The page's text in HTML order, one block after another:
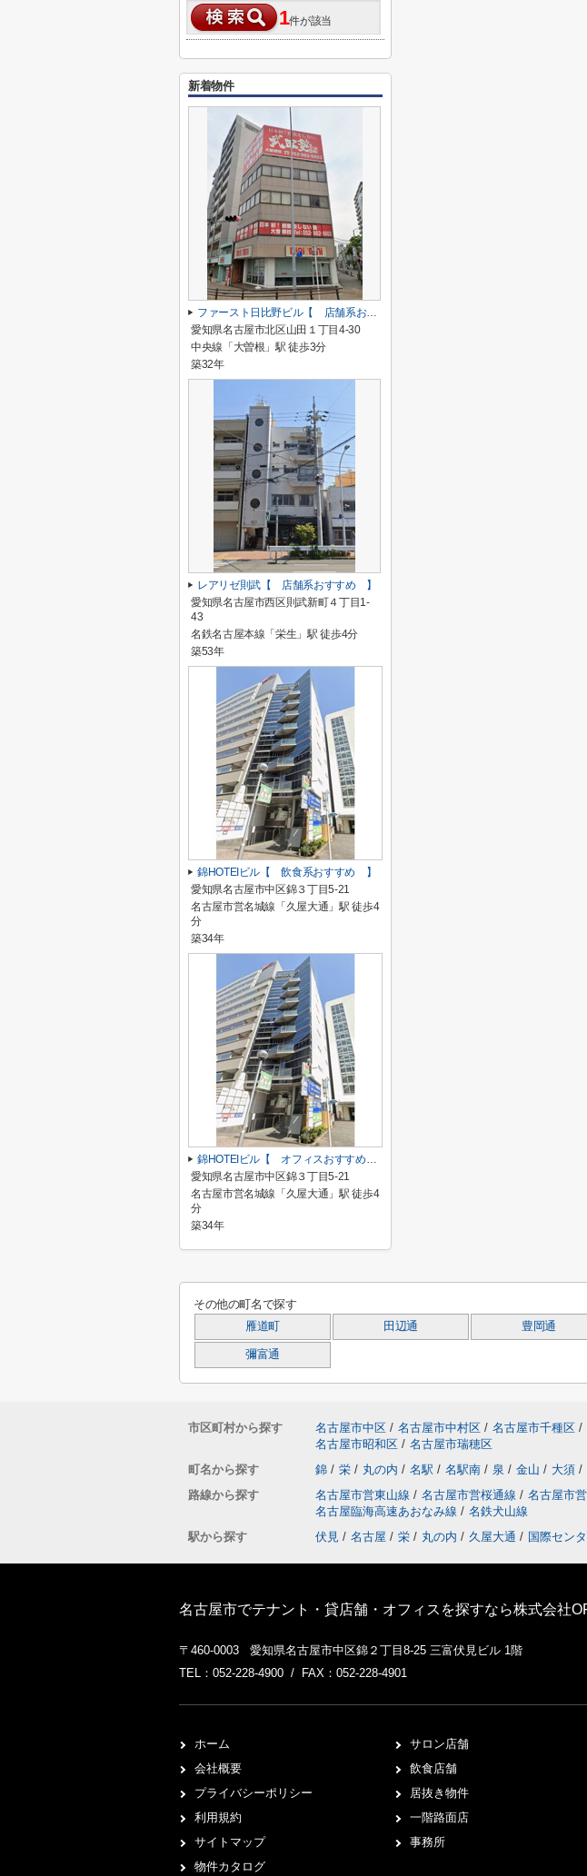
1件が該当
新着物件
ファースト日比野ビル【 店舗系おすすめ 】
愛知県名古屋市北区山田１丁目4-30
中央線「大曽根」駅 徒歩3分
築32年
レアリゼ則武【 店舗系おすすめ 】
愛知県名古屋市西区則武新町４丁目1-
43
名鉄名古屋本線「栄生」駅 徒歩4分
築53年
錦HOTEIビル【 飲食系おすすめ 】
愛知県名古屋市中区錦３丁目5-21
名古屋市営名城線「久屋大通」駅 徒歩4
分
築34年
錦HOTEIビル【 オフィスおすすめ 】
愛知県名古屋市中区錦３丁目5-21
名古屋市営名城線「久屋大通」駅 徒歩4
分
築34年
その他の町名で探す
雁道町 田辺通 豊岡通
彌富通
市区町村から探す 名古屋市中区 / 名古屋市中村区 / 名古屋市千種区 /
名古屋市昭和区 / 名古屋市瑞穂区
町名から探す
錦 / 栄 / 丸の内 / 名駅 / 名駅南 / 泉 / 金山 / 大須 /
路線から探す
名古屋市営東山線 / 名古屋市営桜通線 / 名古屋市
名古屋臨海高速あおなみ線 / 名鉄犬山線
駅から探す
伏見 / 名古屋 / 栄 / 丸の内 / 久屋大通 / 国際セン
名古屋市でテナント・貸店舗・オフィスを探すなら株式会社
〒460-0003 愛知県名古屋市中区錦２丁目8-25 三富伏見ビル 1階
TEL：052-228-4900 / FAX：052-228-4901
ホーム
会社概要
プライバシーポリシー
利用規約
サイトマップ
物件カタログ
サロン店舗
飲食店舗
居抜き物件
一階路面店
事務所